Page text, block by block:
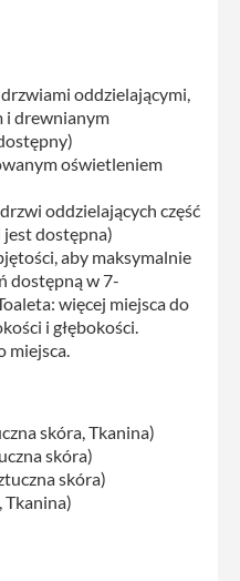
oddzielającymi,
i drewnianym
oświetleniem
oddzielających część
jest dostępna)
aby maksymalnie
dostępną w 7-
więcej miejsca do
i głębokości.
miejsca.
skóra, Tkanina)
skóra)
skóra)